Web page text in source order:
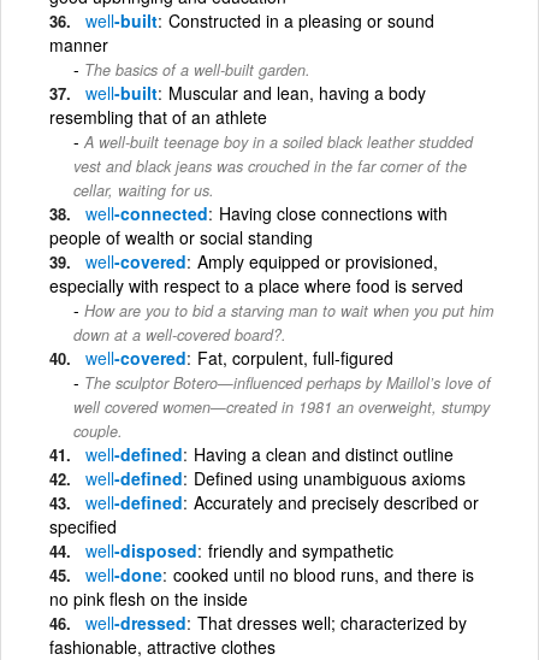
well-built Constructed in a pleasing or sound
manner
The basics of a well-built garden.
well-built Muscular and lean, having a body
resembling that of an athlete
A well-built teenage boy in a soiled black leather studded
vest and black jeans was crouched in the far corner of the
cellar, waiting for us.
well-connected Having close connections with
people of wealth or social standing
well-covered Amply equipped or provisioned,
especially with respect to a place where food is served
How are you to bid a starving man to wait when you put him
down at a well-covered board?.
well-covered Fat, corpulent, full-figured
The sculptor Botero—influenced perhaps by Maillol’s love of
well covered women—created in 1981 an overweight, stumpy
couple.
well-defined Having a clean and distinct outline
well-defined Defined using unambiguous axioms
well-defined Accurately and precisely described or
specified
well-disposed friendly and sympathetic
well-done cooked until no blood runs, and there is
no pink flesh on the inside
well-dressed That dresses well; characterized by
fashionable, attractive clothes